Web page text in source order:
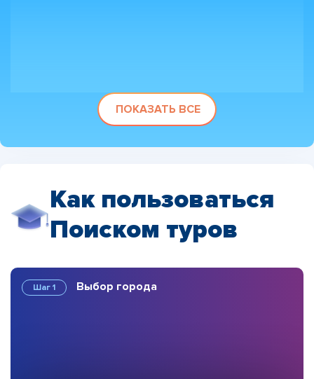
ПОКАЗАТЬ ВСЕ
Как пользоваться
Поиском туров
Шаг 1 Выбор города